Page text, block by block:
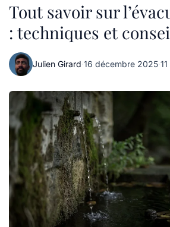
Tout savoir sur
: techniques et
Julien Girard·16 décembre 2025·